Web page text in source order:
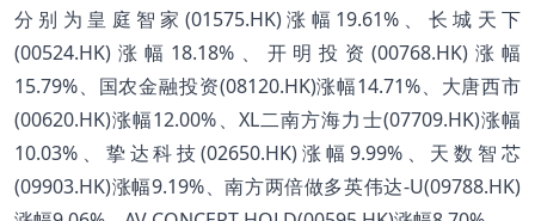
分别为皇庭智家(01575.HK)涨幅19.61%、长城天下
(00524.HK)涨幅18.18%、开明投资(00768.HK)涨幅
15.79%、国农金融投资(08120.HK)涨幅14.71%、大唐西市
(00620.HK)涨幅12.00%、XL二南方海力士(07709.HK)涨幅
10.03%、挚达科技(02650.HK)涨幅9.99%、天数智芯
(09903.HK)涨幅9.19%、南方两倍做多英伟达-U(09788.HK)